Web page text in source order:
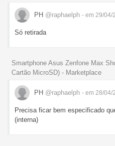
PH @raphaelph - em 29/04/
Só retirada
Smartphone Asus Zenfone Max
Cartão MicroSD) - Marketplace
PH @raphaelph - em 28/04/
Precisa ficar bem especificado
(interna)